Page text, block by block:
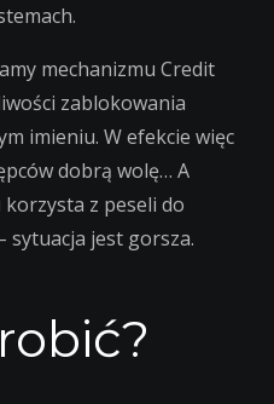
mechanizmu Credit
zablokowania
imieniu. W efekcie więc
dobrą wolę… A
z peseli do
sytuacja jest gorsza.